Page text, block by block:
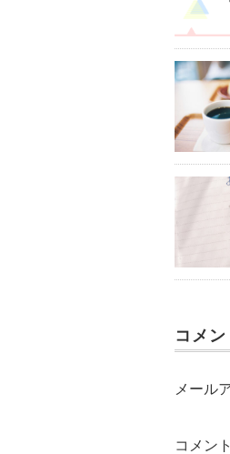
コメ
メール
コメント